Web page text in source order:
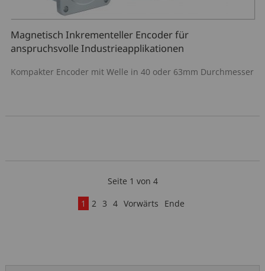
Magnetisch Inkrementeller Encoder für
anspruchsvolle Industrieapplikationen
Kompakter Encoder mit Welle in 40 oder 63mm Durchmesser
Seite 1 von 4
1
2 3 4 Vorwärts Ende